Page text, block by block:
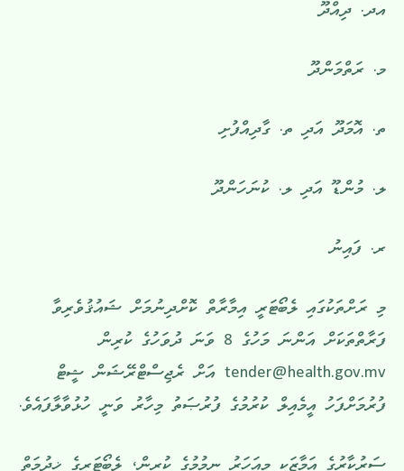
އދ. ދިއްދޫ
މ. ރަތްމަންދޫ
ތ. އޮމަދޫ އަދި ތ. ގާދިއްފުށި
ލ. މުންޑޫ އަދި ލ. ކުނަހަންދޫ
ރ. ފައިނު
މި ރަށްތަކުގައި ލެބޯޓަރީ އިމާރާތް ކޮށްދިނުމަށް ޝައުޤުވެރިވާ
ފަރާތްތަކަށް އަންނަ މަހުގެ 8 ވަނަ ދުވަހުގެ ކުރިން
tender@health.gov.mv އަށް ރެޖިސްޓްރޭޝަން ޝީޓް
ފުރުމަށްފަހު އީމެއިލް ކުރުމުގެ ފުރުޞަތު މިހާރު ވަނީ ހުޅުވާލާފައެވެ.